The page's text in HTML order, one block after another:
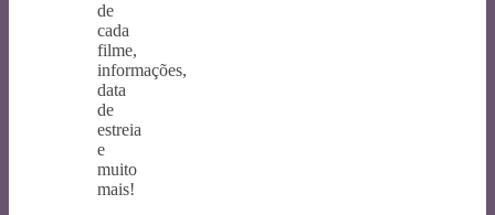
de
cada
filme,
informações,
data
de
estreia
e
muito
mais!